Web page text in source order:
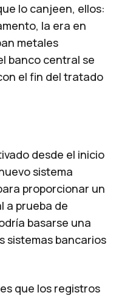
lo canjeen, ellos:
la era en
metales
banco central se
el fin del tratado
desde el inicio
sistema
proporcionar un
a prueba de
basarse una
sistemas bancarios
que los registros